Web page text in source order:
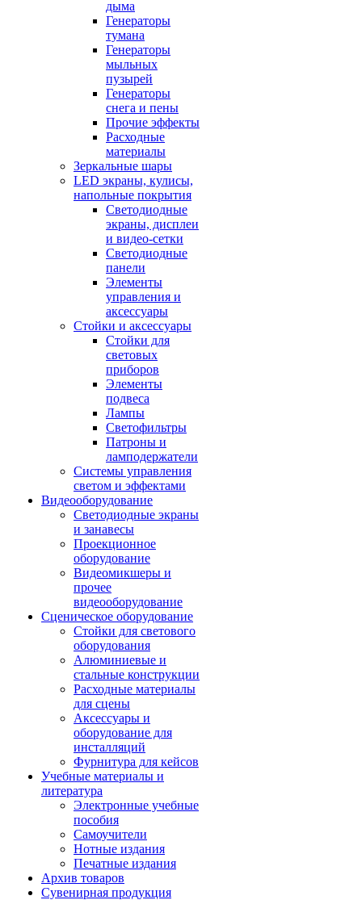
дыма
Генераторы
тумана
Генераторы
мыльных
пузырей
Генераторы
снега и пены
Прочие эффекты
Расходные
материалы
Зеркальные шары
LED экраны, кулисы,
напольные покрытия
Светодиодные
экраны, дисплеи
и видео-сетки
Светодиодные
панели
Элементы
управления и
аксессуары
Стойки и аксессуары
Стойки для
световых
приборов
Элементы
подвеса
Лампы
Светофильтры
Патроны и
ламподержатели
Системы управления
светом и эффектами
Видеооборудование
Светодиодные экраны
и занавесы
Проекционное
оборудование
Видеомикшеры и
прочее
видеооборудование
Сценическое оборудование
Стойки для светового
оборудования
Алюминиевые и
стальные конструкции
Расходные материалы
для сцены
Аксессуары и
оборудование для
инсталляций
Фурнитура для кейсов
Учебные материалы и
литература
Электронные учебные
пособия
Самоучители
Нотные издания
Печатные издания
Архив товаров
Сувенирная продукция